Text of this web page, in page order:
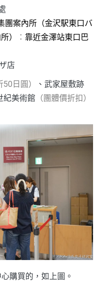
團案內所（金沢駅東口バ
）
： 靠近金澤站東口巴
店
50日圓）
、武家屋敷跡
紀美術館 （團體價折扣）
購買的，如上圖。